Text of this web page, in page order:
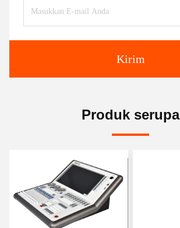
Kirim
Produk serupa